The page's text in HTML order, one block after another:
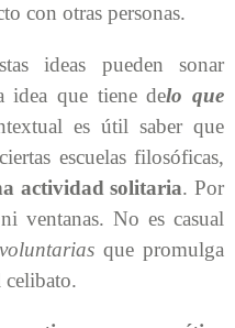
con otras personas.
ideas pueden sonar
idea que tiene delo que
es útil saber que
escuelas filosóficas,
actividad solitaria. Por
ventanas. No es casual
que promulga
celibato.